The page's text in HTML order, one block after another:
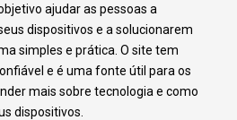
ajudar as pessoas a
dispositivos e a solucionarem
simples e prática. O site tem
e é uma fonte útil para os
mais sobre tecnologia e como
dispositivos.